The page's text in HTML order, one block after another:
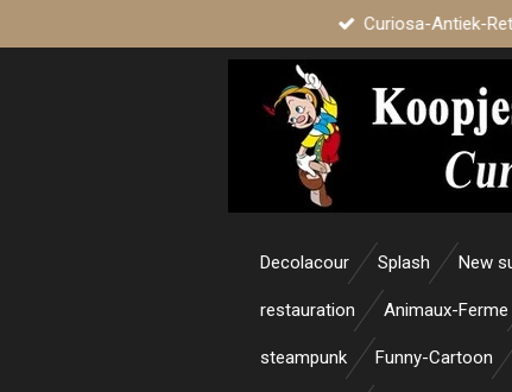
Curiosa-Antiek-
Decolacour Splash New
restauration Animaux-Ferme
steampunk Funny-Cartoon